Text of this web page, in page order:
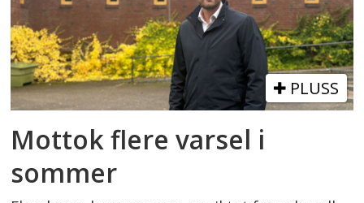
PLUSS
Mottok flere varsel i
sommer